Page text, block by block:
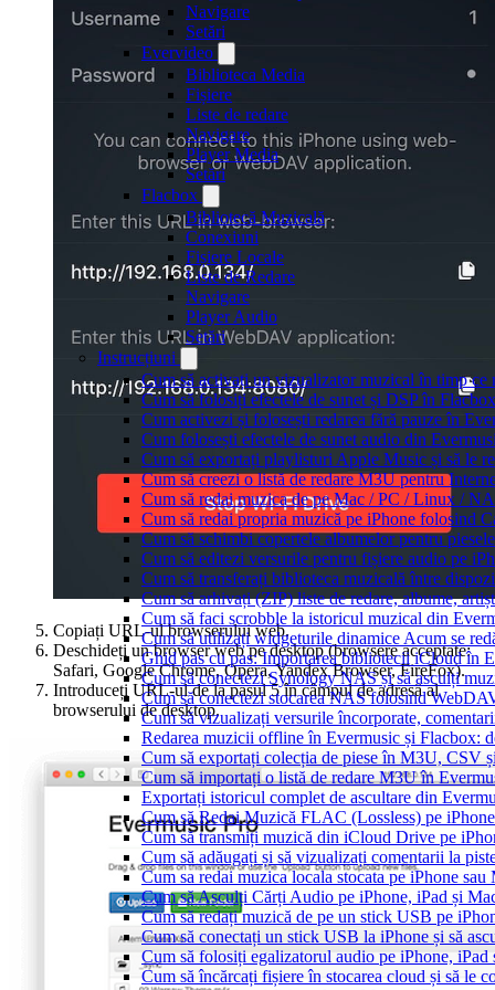
Navigare
Setări
Evervideo
Biblioteca Media
Fișiere
Liste de redare
Navigare
Player Media
Setări
Flacbox
Bibliotecă Muzicală
Conexiuni
Fișiere Locale
Liste de Redare
Navigare
Player Audio
Setări
Instrucțiuni
Cum să activați un vizualizator muzical în timp ce
Cum să folosiți efectele de sunet și DSP în
Cum activezi și folosești redarea fără pauze în
Cum folosești efectele de sunet audio din
Cum să exportați playlisturi Apple Music și să le
Cum să creezi o listă de redare M3U pentru
Cum să redai muzica de pe Mac / PC / Linux /
Cum să redai propria muzică pe iPhone folosind
Cum să schimbi copertele albumelor pentru
Cum să editezi versurile pentru fișiere audio pe
Cum să transferați biblioteca muzicală între
Cum să arhivați (ZIP) liste de redare, albume,
Cum să faci scrobble la istoricul muzical din
Cum să utilizați widgeturile dinamice Acum se
Ghid pas cu pas: Importarea bibliotecii iCloud în
Cum să conectezi Synology NAS și să asculți
Cum să conectezi stocarea NAS folosind
Cum să vizualizați versurile încorporate,
Redarea muzicii offline în Evermusic și Flacbox:
Cum să exportați colecția de piese în M3U, CSV
Cum să importați o listă de redare M3U în
Exportați istoricul complet de ascultare din
Cum să Redai Muzică FLAC (Lossless) pe
Cum să transmiți muzică din iCloud Drive pe
Cum să adăugați și să vizualizați comentarii la
Cum sa redai muzica locala stocata pe iPhone sau
Cum să Asculți Cărți Audio pe iPhone, iPad și
Cum să redați muzică de pe un stick USB pe
Cum să conectați un stick USB la iPhone și să
Cum să folosiți egalizatorul audio pe iPhone,
Cum să încărcați fișiere în stocarea cloud și să le
Copiați URL-ul browserului web.
Deschideți un browser web pe desktop (browsere acceptate:
Safari, Google Chrome, Opera, Yandex Browser, FireFox).
Introduceți URL-ul de la pasul 5 în câmpul de adresă al
browserului de desktop.